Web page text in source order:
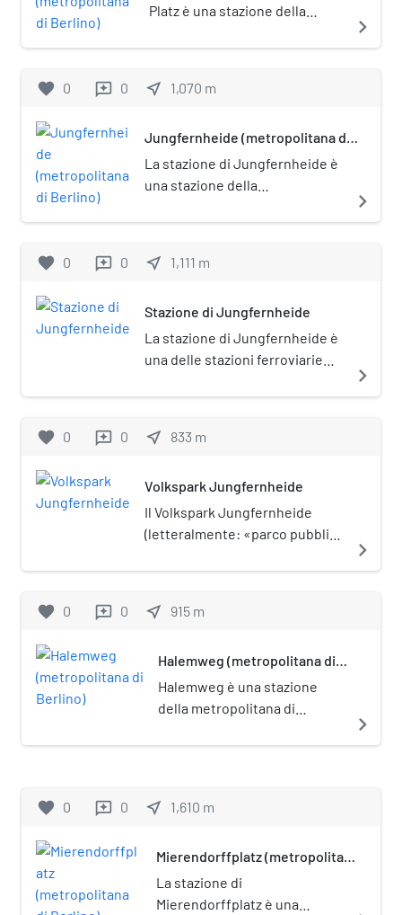
Platz è una stazione della
sulla linea U7.
navigate_next
favorite 0 reviews 0 near_me 1,070 m
Jungfernheide (metropolitana di
La stazione di Jungfernheide è
una stazione della
linea U7. È posta sotto tutela
navigate_next
favorite 0 reviews 0 near_me 1,111 m
Stazione di Jungfernheide
La stazione di Jungfernheide è
una delle stazioni ferroviarie
Prende il nome dal parco della
comunque a una certa distanza.
navigate_next
favorite 0 reviews 0 near_me 833 m
Volkspark Jungfernheide
Il Volkspark Jungfernheide
(letteralmente: «parco pubblico
un parco di Berlino, posto nel
Nord. È posto sotto tutela
navigate_next
favorite 0 reviews 0 near_me 915 m
Halemweg (metropolitana di
Halemweg è una stazione
della metropolitana di
navigate_next
favorite 0 reviews 0 near_me 1,610 m
Mierendorffplatz (metropolitana
La stazione di
Mierendorffplatz è una